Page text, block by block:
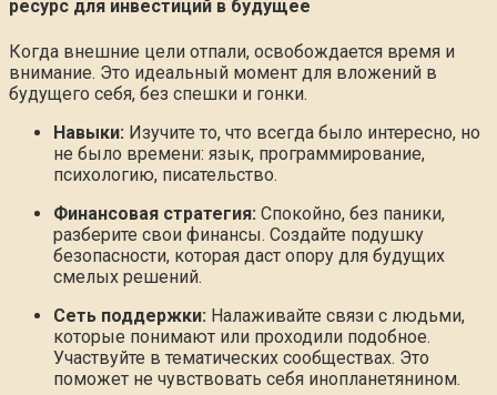
ресурс для инвестиций в будущее
Когда внешние цели отпали, освобождается время и
внимание. Это идеальный момент для вложений в
будущего себя, без спешки и гонки.
Навыки: Изучите то, что всегда было интересно, но
не было времени: язык, программирование,
психологию, писательство.
Финансовая стратегия: Спокойно, без паники,
разберите свои финансы. Создайте подушку
безопасности, которая даст опору для будущих
смелых решений.
Сеть поддержки: Налаживайте связи с людьми,
которые понимают или проходили подобное.
Участвуйте в тематических сообществах. Это
поможет не чувствовать себя инопланетянином.